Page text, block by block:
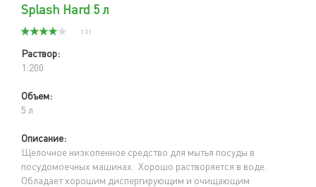
Splash Hard 5 л
( 3 )
Раствор:
1:200
Объем:
5 л
Описание:
Щелочное низкопенное средство для мытья посуды в
посудомоечных машинах. Хорошо растворяется в воде.
Обладает хорошим диспергирующим и очищающим